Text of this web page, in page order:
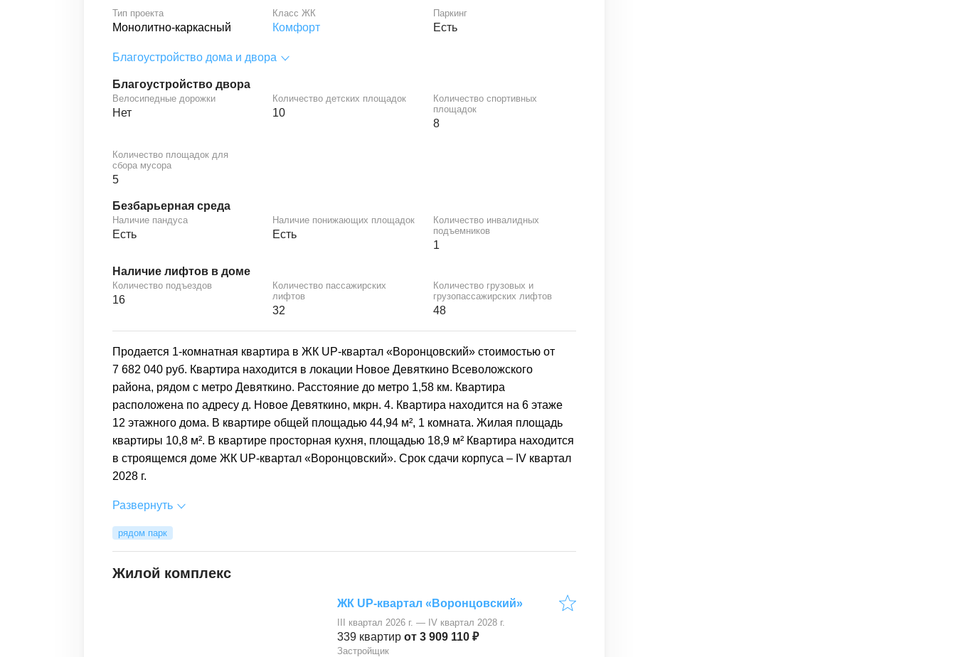
Тип проекта
Монолитно-каркасный
Класс ЖК
Комфорт
Паркинг
Есть
Благоустройство дома и двора
Благоустройство двора
Велосипедные дорожки
Нет
Количество детских площадок
10
Количество спортивных
площадок
8
Количество площадок для
сбора мусора
5
Безбарьерная среда
Наличие пандуса
Есть
Наличие понижающих площадок
Есть
Количество инвалидных
подъемников
1
Наличие лифтов в доме
Количество подъездов
16
Количество пассажирских
лифтов
32
Количество грузовых и
грузопассажирских лифтов
48
Продается 1-комнатная квартира в ЖК UP-квартал «Воронцовский» стоимостью от
7 682 040 руб. Квартира находится в локации Новое Девяткино Всеволожского
района, рядом с метро Девяткино. Расстояние до метро 1,58 км. Квартира
расположена по адресу д. Новое Девяткино, мкрн. 4. Квартира находится на 6 этаже
12 этажного дома. В квартире общей площадью 44,94 м², 1 комната. Жилая площадь
квартиры 10,8 м². В квартире просторная кухня, площадью 18,9 м² Квартира находится
в строящемся доме ЖК UP-квартал «Воронцовский». Срок сдачи корпуса – IV квартал
2028 г.
Развернуть
рядом парк
Жилой комплекс
ЖК UP-квартал «Воронцовский»
III квартал 2026 г. — IV квартал 2028 г.
339 квартир от 3 909 110 ₽
Застройщик